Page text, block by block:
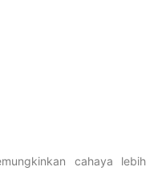
cahaya lebih